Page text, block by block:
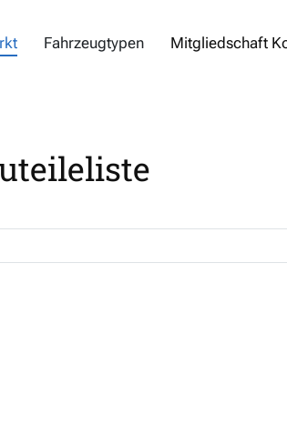
Fahrzeugtypen Mitgliedschaft